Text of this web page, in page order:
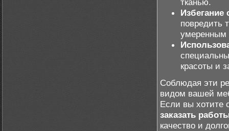
тканью.
Избегание
повредить
умеренным
красоты и
Соблюдая эти
видом вашей
Если вы хотите
заказать
качество и